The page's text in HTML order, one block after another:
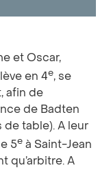
et Oscar,
en 4e, se
afin de
de Badten
table). A leur
5e à Saint-Jean
qu’arbitre. A